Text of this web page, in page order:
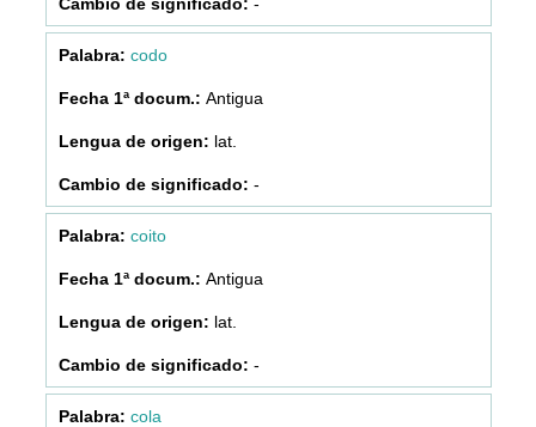
codo
Antigua
lat.
-
coito
Antigua
lat.
-
cola